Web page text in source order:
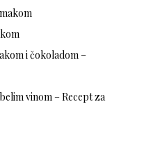
i čokoladom –
vinom – Recept za